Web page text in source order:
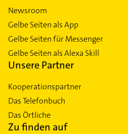
Newsroom
Gelbe Seiten als App
Gelbe Seiten für Messenger
Gelbe Seiten als Alexa Skill
Unsere Partner
Kooperationspartner
Das Telefonbuch
Das Örtliche
Zu finden auf